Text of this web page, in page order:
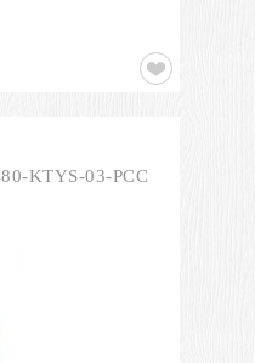
KTYS-03-PCC